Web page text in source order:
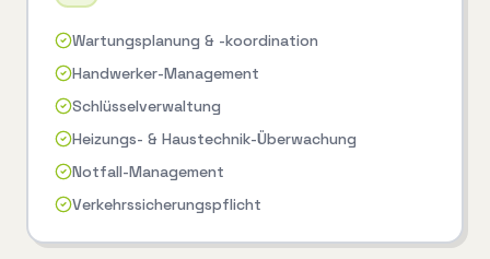
Wartungsplanung & -koordination
Handwerker-Management
Schlüsselverwaltung
Heizungs- & Haustechnik-Überwachung
Notfall-Management
Verkehrssicherungspflicht